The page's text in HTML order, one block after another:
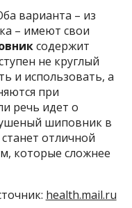
варианта – из
– имеют свои
содержит
не круглый
и использовать, а
при
речь идет о
шиповник в
отличной
которые сложнее
health.mail.ru